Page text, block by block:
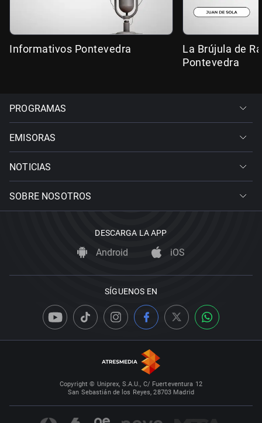
Informativos Pontevedra
La Brújula de
Pontevedra
PROGRAMAS
EMISORAS
NOTICIAS
SOBRE NOSOTROS
DESCARGA LA APP
Android iOS
SÍGUENOS EN
Copyright © Uniprex, S.A.U., C/ Fuerteventura 12
San Sebastián de los Reyes, 28703 Madrid